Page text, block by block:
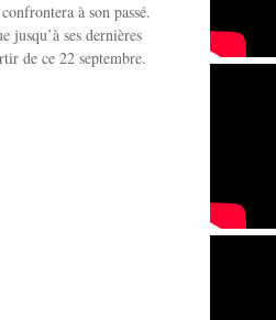
à son passé.
jusqu’à ses dernières
de ce 22 septembre.